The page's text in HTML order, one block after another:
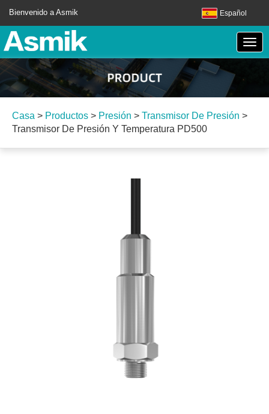
Bienvenido a Asmik Español
Casa > Productos > Presión > Transmisor De Presión >
Transmisor De Presión Y Temperatura PD500